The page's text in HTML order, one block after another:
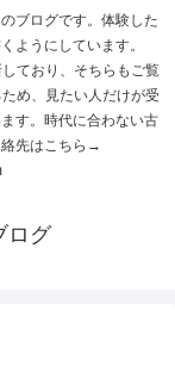
ブログです。体験した
ようにしています。
ており、そちらもご覧
め、見たい人だけが受
す。時代に合わない古
絡先はこちら→
ログ